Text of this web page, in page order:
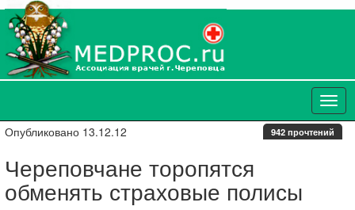
Опубликовано 13.12.12 942 прочтений
Череповчане торопятся
обменять страховые полисы